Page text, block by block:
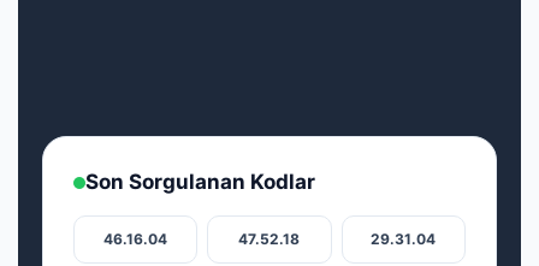
Son Sorgulanan Kodlar
46.16.04 47.52.18 29.31.04